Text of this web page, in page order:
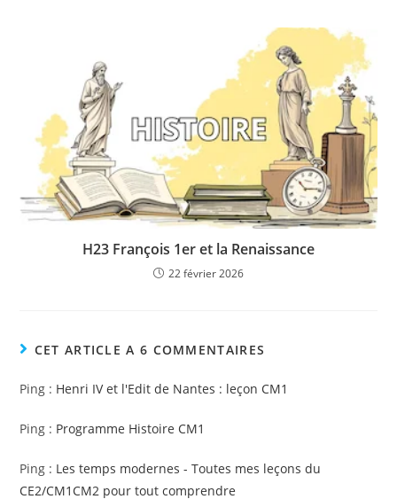
H23 François 1er et la Renaissance
22 février 2026
CET ARTICLE A 6 COMMENTAIRES
Ping : Henri IV et l'Edit de Nantes : leçon CM1
Ping : Programme Histoire CM1
Ping : Les temps modernes - Toutes mes leçons du
CE2/CM1CM2 pour tout comprendre